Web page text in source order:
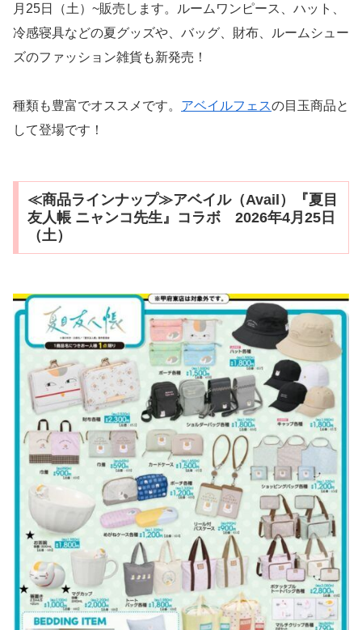
月25日（土）~販売します。ルームワンピース、ハット、
冷感寝具などの夏グッズや、バッグ、財布、ルームシュー
ズのファッション雑貨も新発売！
種類も豊富でオススメです。 アベイルフェスの目玉商品と
して登場です！
≪商品ラインナップ≫アベイル（Avail）『夏目
友人帳 ニャンコ先生』コラボ 2026年4月25日
（土）